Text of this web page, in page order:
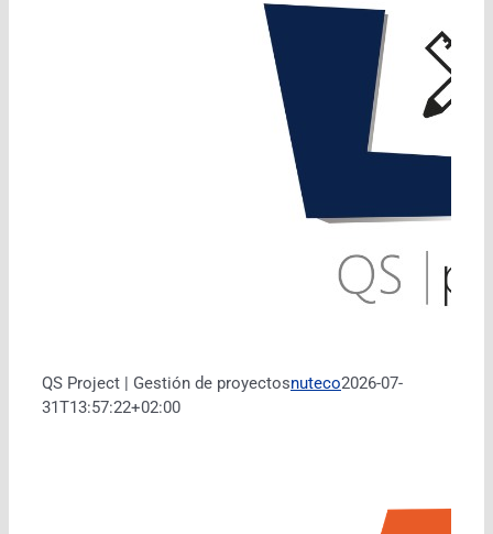
QS Project | Gestión de proyectosnuteco2026-07-
31T13:57:22+02:00